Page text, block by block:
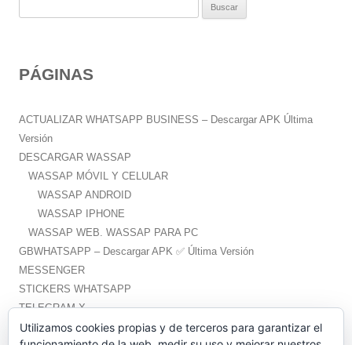
a
:
PÁGINAS
ACTUALIZAR WHATSAPP BUSINESS – Descargar APK Última
Versión
DESCARGAR WASSAP
WASSAP MÓVIL Y CELULAR
WASSAP ANDROID
WASSAP IPHONE
WASSAP WEB. WASSAP PARA PC
GBWHATSAPP – Descargar APK ✅️ Última Versión
MESSENGER
STICKERS WHATSAPP
TELEGRAM X
WHATSAPP PLUS – Descargar APK ✅️ Última Versión
Utilizamos cookies propias y de terceros para garantizar el